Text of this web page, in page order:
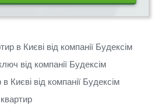
в Києві від компанії Будексім
від компанії Будексім
Києві від компанії Будексім